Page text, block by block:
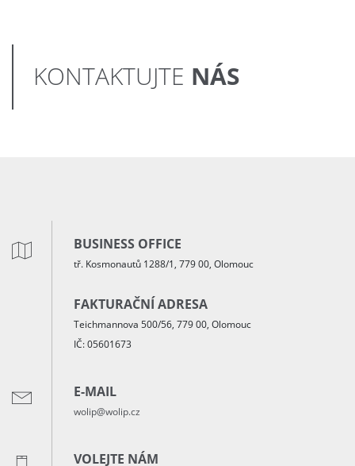
KONTAKTUJTE NÁS
BUSINESS OFFICE
tř. Kosmonautů 1288/1, 779 00, Olomouc
FAKTURAČNÍ ADRESA
Teichmannova 500/56, 779 00, Olomouc
IČ: 05601673
E-MAIL
wolip@wolip.cz
VOLEJTE NÁM